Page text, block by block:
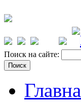
Поиск на сайте: